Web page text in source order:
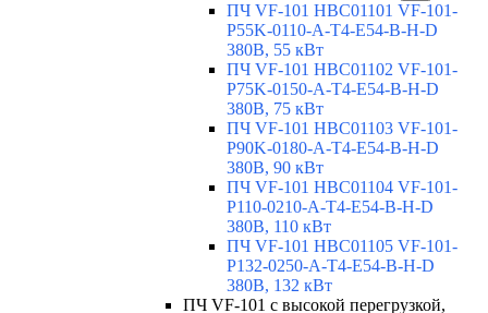
ПЧ VF-101 HBC01101 VF-101-
P55K-0110-A-T4-E54-B-H-D
380В, 55 кВт
ПЧ VF-101 HBC01102 VF-101-
P75K-0150-A-T4-E54-B-H-D
380В, 75 кВт
ПЧ VF-101 HBC01103 VF-101-
P90K-0180-A-T4-E54-B-H-D
380В, 90 кВт
ПЧ VF-101 HBC01104 VF-101-
P110-0210-A-T4-E54-B-H-D
380В, 110 кВт
ПЧ VF-101 HBC01105 VF-101-
P132-0250-A-T4-E54-B-H-D
380В, 132 кВт
ПЧ VF-101 с высокой перегрузкой,